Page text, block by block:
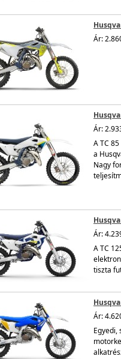
Ár:
Ár:
A TC
a
Nagy
Ár:
A TC
tiszta
Ár:
Egyedi,